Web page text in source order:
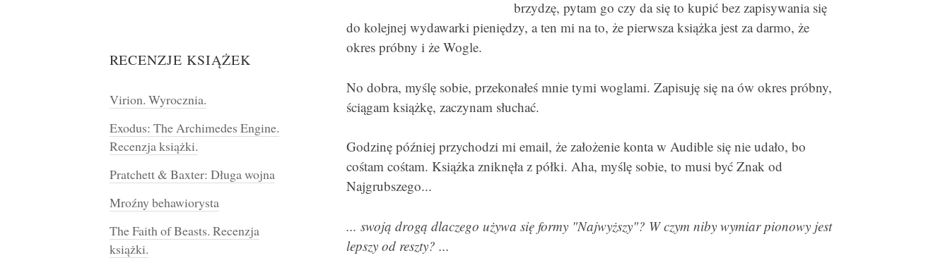
brzydzę, pytam go czy da się to kupić bez zapisywania się
do kolejnej wydawarki pieniędzy, a ten mi na to, że pierwsza książka jest za darmo, że
okres próbny i że Wogle.
No dobra, myślę sobie, przekonałeś mnie tymi woglami. Zapisuję się na ów okres próbny,
ściągam książkę, zaczynam słuchać.
Godzinę później przychodzi mi email, że założenie konta w Audible się nie udało, bo
cośtam cośtam. Książka zniknęła z półki. Aha, myślę sobie, to musi być Znak od
Najgrubszego...
... swoją drogą dlaczego używa się formy "Najwyższy"? W czym niby wymiar pionowy jest
lepszy od reszty? ...
RECENZJE KSIĄŻEK
Virion. Wyrocznia.
Exodus: The Archimedes Engine.
Recenzja książki.
Pratchett & Baxter: Długa wojna
Mroźny behawiorysta
The Faith of Beasts. Recenzja
książki.